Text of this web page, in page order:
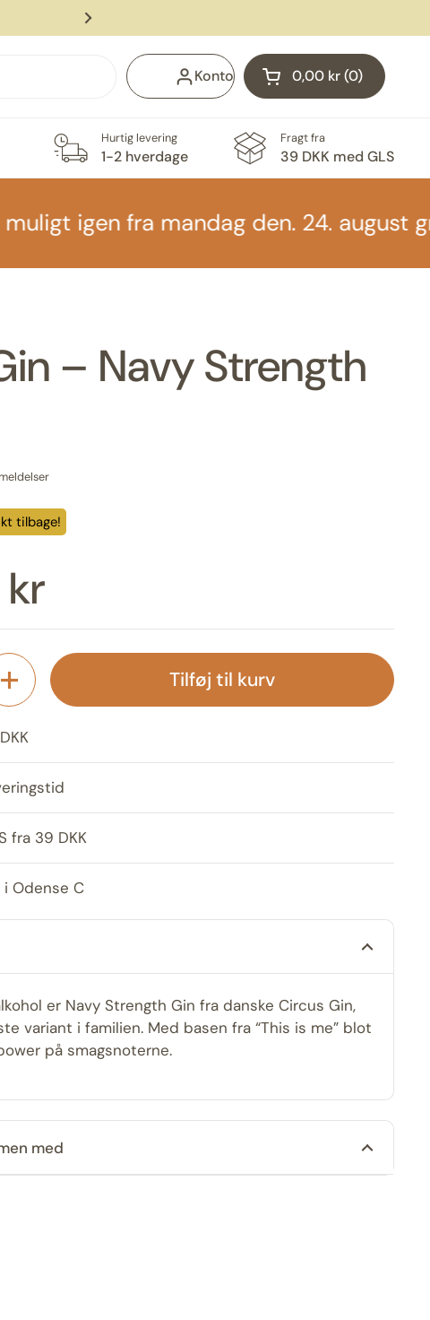
Næste
Konto Åben vogn
Indkøbskurv Total:
0,00 kr 0
produkter i din
Hurtig levering
1-2 hverdage
Fragt fra
39 DKK med GLS
igen fra mandag den. 24. august
– Navy Strength
tilbage!
Tilføj til kurv
fra 39 DKK
Odense C
er Navy Strength Gin fra danske Circus Gin,
variant i familien. Med basen fra “This is me” blot
på smagsnoterne.
med